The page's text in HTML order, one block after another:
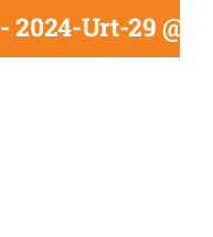
-2024-Urt-29 @